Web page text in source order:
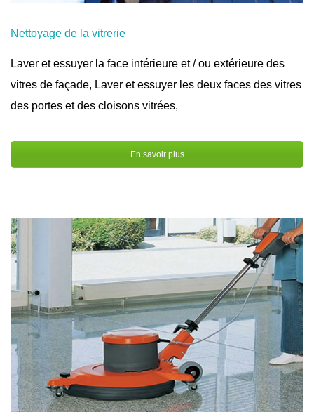
Nettoyage de la vitrerie
Laver et essuyer la face intérieure et / ou extérieure des
vitres de façade, Laver et essuyer les deux faces des vitres
des portes et des cloisons vitrées,
En savoir plus